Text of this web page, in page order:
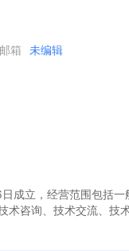
邮箱 未编辑
成立，经营范围包括
术咨询、技术交流、